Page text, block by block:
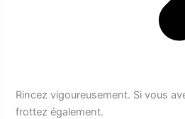
Rincez vigoureusement. Si vous
frottez également.